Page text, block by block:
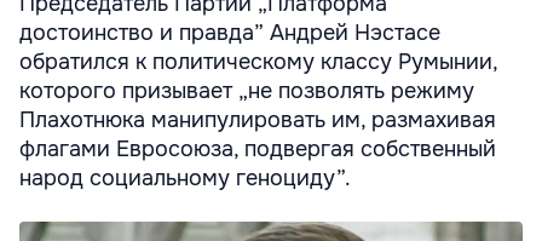
достоинство и правда” Андрей Нэстасе
обратился к политическому классу Румынии,
которого призывает „не позволять режиму
Плахотнюка манипулировать им, размахивая
флагами Евросоюза, подвергая собственный
народ социальному геноциду”.